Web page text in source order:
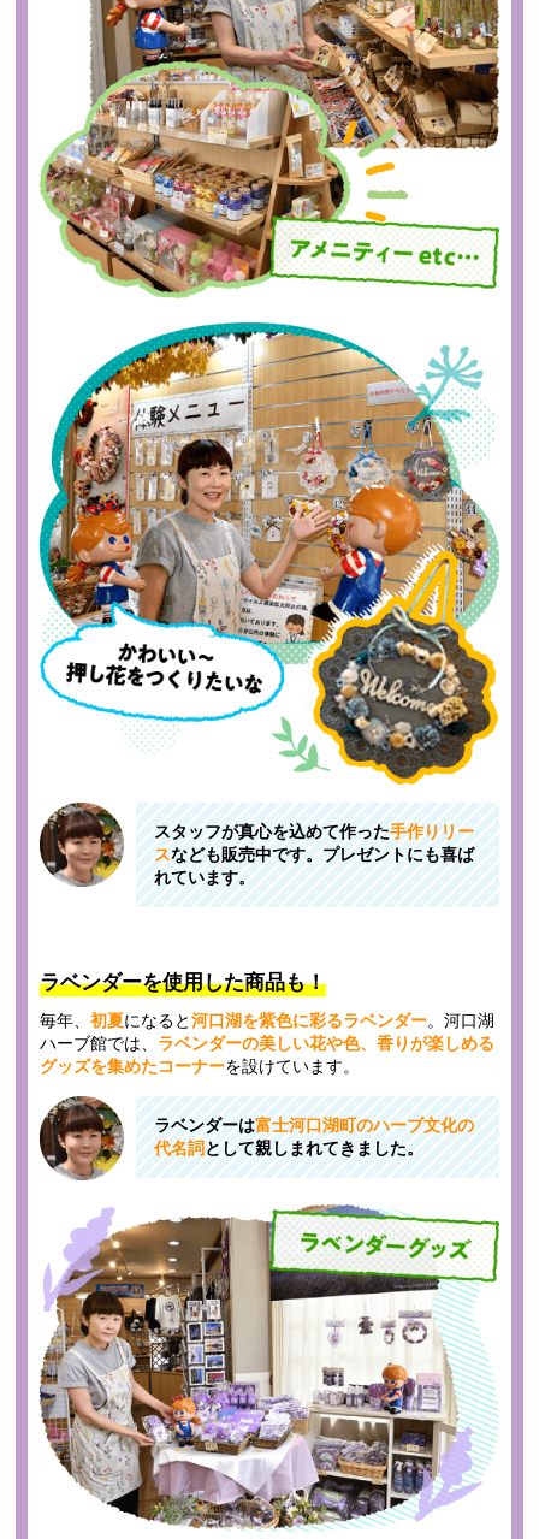
スタッフが真心を込めて作った手作りリー
スなども販売中です。プレゼントにも喜ば
れています。
ラベンダーを使用した商品も！
毎年、初夏になると河口湖を紫色に彩るラベンダー。河口湖
ハーブ館では、 ラベンダーの美しい花や色、香りが楽しめる
グッズを集めたコーナーを設けています。
ラベンダーは富士河口湖町のハーブ文化の
代名詞として親しまれてきました。